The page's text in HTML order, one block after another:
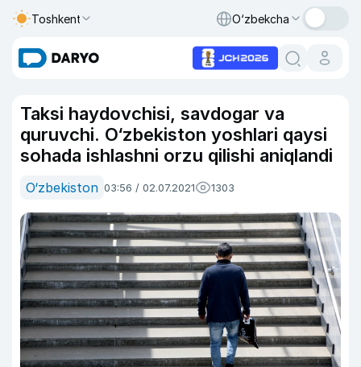
Toshkent O‘zbekcha
Taksi haydovchisi, savdogar va
quruvchi. O‘zbekiston yoshlari qaysi
sohada ishlashni orzu qilishi aniqlandi
O‘zbekiston 03:56 / 02.07.2021 1303